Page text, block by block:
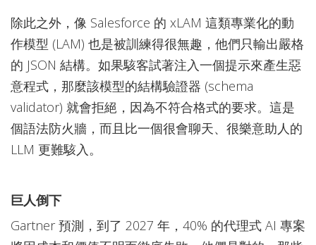
除此之外，像 Salesforce 的 xLAM 這類專業化的動
作模型 (LAM) 也是被訓練得很無趣，他們只輸出嚴格
的 JSON 結構。如果駭客試著注入一個提示來產生惡
意程式，那麼該模型的結構驗證器 (schema
validator) 就會拒絕，因為不符合格式的要求。這是
個語法防火牆，而且比一個很會聊天、很樂意助人的
LLM 更難駭入。
巨人倒下
Gartner 預測，到了 2027 年，40% 的代理式 AI 專案